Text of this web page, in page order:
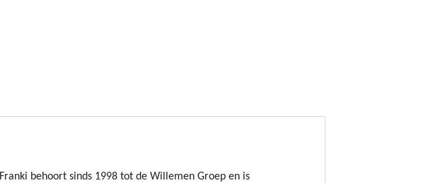
Franki behoort sinds 1998 tot de Willemen Groep en is